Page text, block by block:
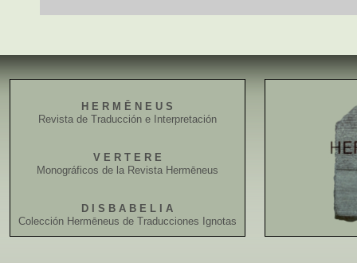
H E R M Ē N E U S
Revista de Traducción e Interpretación
V E R T E R E
Monográficos de la Revista Hermēneus
D I S B A B E L I A
Colección Hermēneus de Traducciones Ignotas